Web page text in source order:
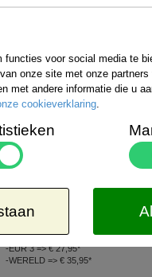
verzending
verzenden wij wereldwijd. De
informatie kunt u kijken op de
-EUR 2 => € 26,65*
-EUR 3 => € 27,95*
-WERELD => € 35,95*
voor social media te
onze site met onze
met andere informatie die u
cookieverklaring.